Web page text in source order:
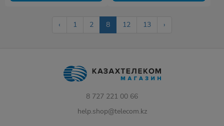
‹ 1 2 8 12 13 ›
8 727 221 00 66
help.shop@telecom.kz